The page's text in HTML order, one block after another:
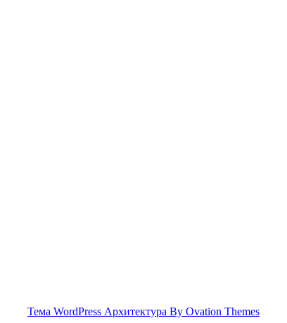
Тема WordPress Архитектура By Ovation Themes